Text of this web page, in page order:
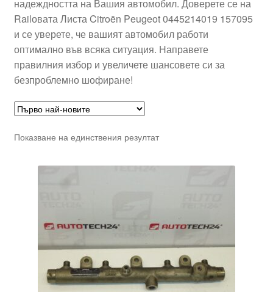
Транспорт
надеждността на Вашия автомобил. Доверете се на
Railовата Листа Citroën Peugeot 0445214019 157095
и се уверете, че вашият автомобил работи
оптимално във всяка ситуация. Направете
правилния избор и увеличете шансовете си за
безпроблемно шофиране!
Показване на единствения резултат